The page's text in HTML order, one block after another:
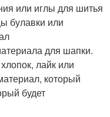
или иглы для шитья
булавки или
для шапки.
лайк или
который
будет